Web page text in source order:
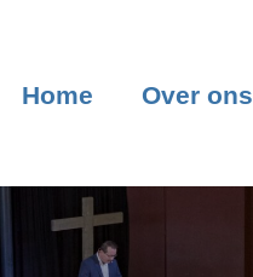
Home Over ons